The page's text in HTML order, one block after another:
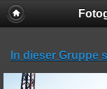
In dieser Gruppe